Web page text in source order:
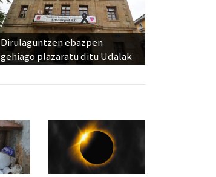
Dirulaguntzen ebazpen
gehiago plazaratu ditu Udalak